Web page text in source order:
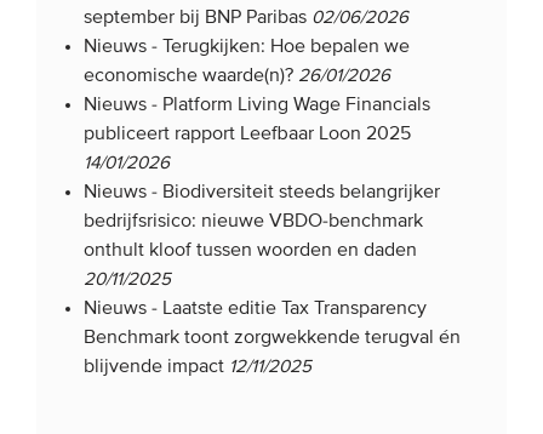
september bij BNP Paribas 02/06/2026
Nieuws -
Terugkijken: Hoe bepalen we
economische waarde(n)? 26/01/2026
Nieuws - Platform Living Wage Financials
publiceert rapport Leefbaar Loon 2025
14/01/2026
Nieuws - Biodiversiteit steeds belangrijker
bedrijfsrisico: nieuwe VBDO-benchmark
onthult kloof tussen woorden en daden
20/11/2025
Nieuws - Laatste editie Tax Transparency
Benchmark toont zorgwekkende terugval én
blijvende impact 12/11/2025